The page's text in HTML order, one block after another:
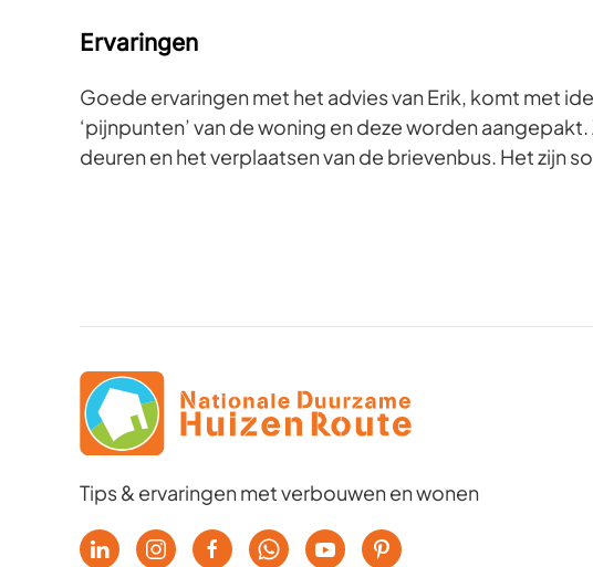
Ervaringen
Goede ervaringen met het advies van Erik, komt met
‘pijnpunten’ van de woning en deze worden
deuren en het verplaatsen van de brievenbus. Het zijn
Tips & ervaringen met verbouwen en wonen